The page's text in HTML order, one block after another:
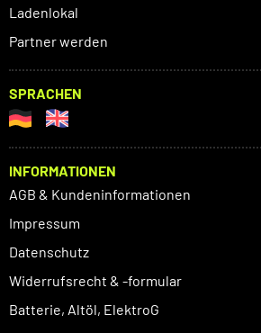
Ladenlokal
Partner werden
SPRACHEN
INFORMATIONEN
AGB & Kundeninformationen
Impressum
Datenschutz
Widerrufsrecht & -formular
Batterie, Altöl, ElektroG